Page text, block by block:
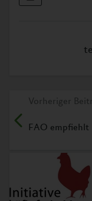
Vorheriger
FAO empfiehlt